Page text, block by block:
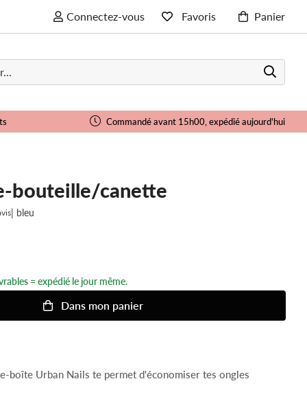
Connectez-vous Favoris Panier
Commandé avant 15h00, expédié aujourd'hui
bouteille/canette
| bleu
= expédié le jour même.
Dans mon panier
boîte Urban Nails te permet d'économiser tes ongles